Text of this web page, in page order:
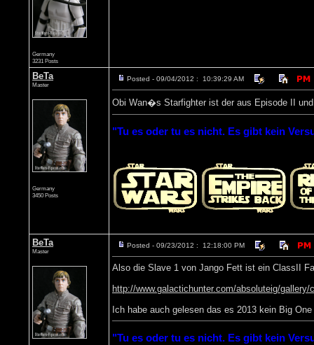
Germany
3231 Posts
BeTa
Master
Germany
3450 Posts
Posted - 09/04/2012 : 10:39:29 AM
Obi Wan�s Starfighter ist der aus Episode II
"Tu es oder tu es nicht. Es gibt kein
BeTa
Master
Posted - 09/23/2012 : 12:18:00 PM
Also die Slave 1 von Jango Fett ist ein ClassII
http://www.galactichunter.com/absoluteig/
Ich habe auch gelesen das es 2013 kein Big
"Tu es oder tu es nicht. Es gibt kein